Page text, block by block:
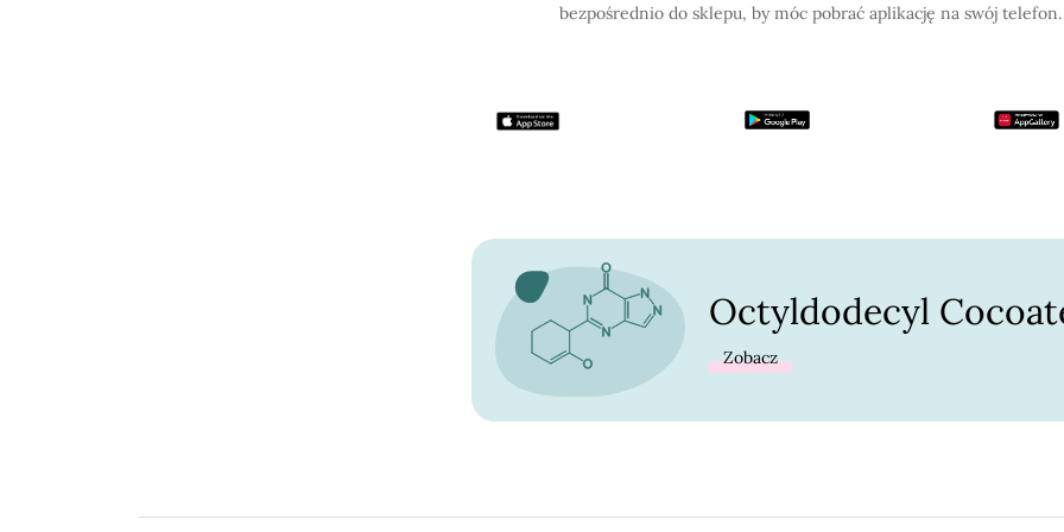
bezpośrednio do sklepu, by móc pobrać aplikację na swój telefon.
Octyldodecyl
Zobacz